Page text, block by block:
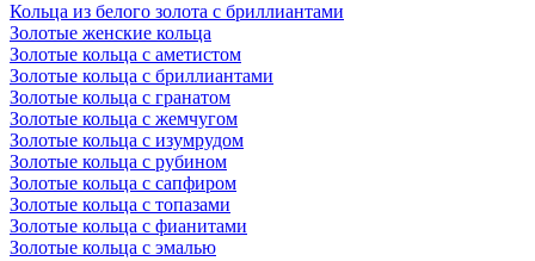
Кольца из белого золота с бриллиантами
Золотые женские кольца
Золотые кольца с аметистом
Золотые кольца с бриллиантами
Золотые кольца с гранатом
Золотые кольца с жемчугом
Золотые кольца с изумрудом
Золотые кольца с рубином
Золотые кольца с сапфиром
Золотые кольца с топазами
Золотые кольца с фианитами
Золотые кольца с эмалью